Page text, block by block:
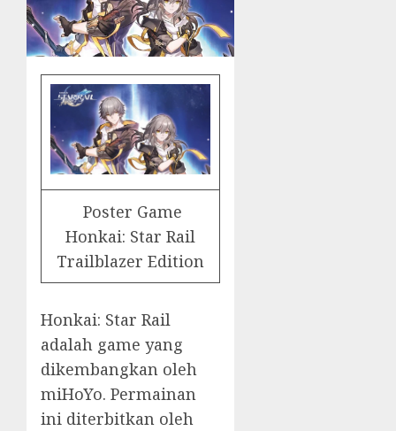
Poster Game
Honkai: Star Rail
Trailblazer Edition
Honkai: Star Rail
adalah game yang
dikembangkan oleh
miHoYo. Permainan
ini diterbitkan oleh